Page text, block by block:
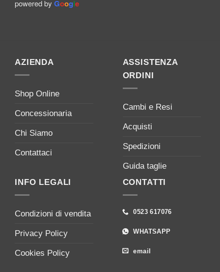
powered by Google
AZIENDA
Shop Online
Concessionaria
Chi Siamo
Contattaci
ASSISTENZA
ORDINI
Cambi e Resi
Acquisti
Spedizioni
Guida taglie
INFO LEGALI
Condizioni di vendita
Privacy Policy
Cookies Policy
CONTATTI
0523 617076
WHATSAPP
email